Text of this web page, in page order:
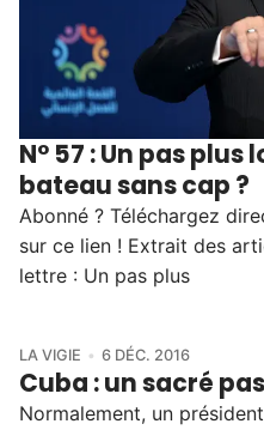
N° 57 : Un pas plus
bateau sans cap ?
Abonné ? Téléchargez
sur ce lien ! Extrait des
lettre : Un pas plus
LA VIGIE 6 DÉC. 2016
Cuba : un sacré
Normalement, un